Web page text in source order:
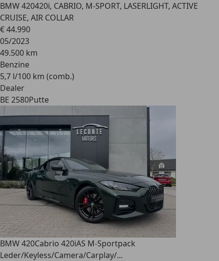
BMW 420420i, CABRIO, M-SPORT, LASERLIGHT, ACTIVE
CRUISE, AIR COLLAR
€ 44.990
05/2023
49.500 km
Benzine
5,7 l/100 km (comb.)
Dealer
BE 2580Putte
BMW 420Cabrio 420iAS M-Sportpack
Leder/Keyless/Camera/Carplay/...